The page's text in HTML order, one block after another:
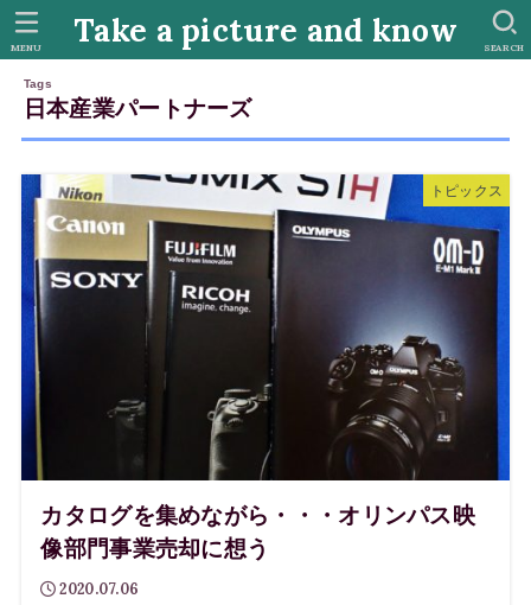
Take a picture and know SEARCH
MENU
日本産業パートナーズ
トピックス
カタログを集めながら・・・オリンパス映
像部門事業売却に想う
2020.07.06